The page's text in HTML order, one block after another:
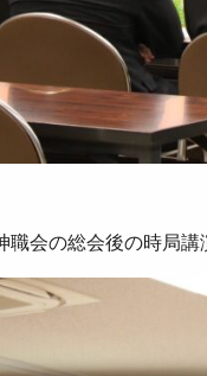
会の総会後の時局講